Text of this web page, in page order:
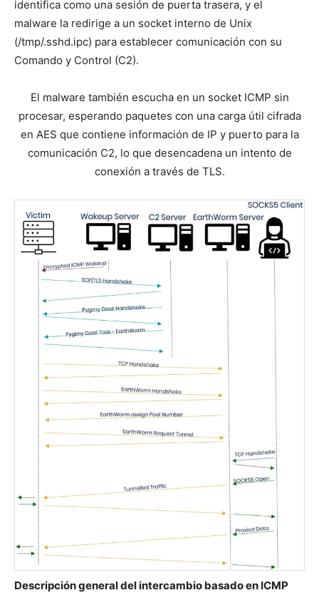
identifica como una sesión de puerta trasera, y el
malware la redirige a un socket interno de Unix
(/tmp/.sshd.ipc) para establecer comunicación con su
Comando y Control (C2).
El malware también escucha en un socket ICMP sin
procesar, esperando paquetes con una carga útil cifrada
en AES que contiene información de IP y puerto para la
comunicación C2, lo que desencadena un intento de
conexión a través de TLS.
Descripción general del intercambio basado en ICMP